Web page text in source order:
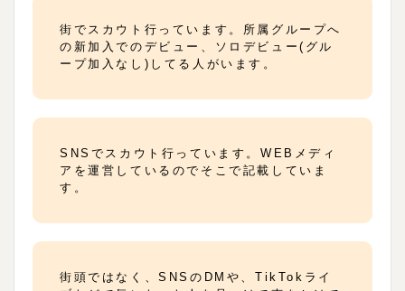
街でスカウト行っています。所属グループへ
の新加入でのデビュー、ソロデビュー(グル
ープ加入なし)してる人がいます。
SNSでスカウト行っています。WEBメディ
アを運営しているのでそこで記載していま
す。
街頭ではなく、SNSのDMや、TikTokライ